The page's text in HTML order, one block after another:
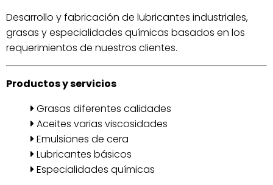
Desarrollo y fabricación de lubricantes industriales,
grasas y especialidades químicas basados en los
requerimientos de nuestros clientes.
Productos y servicios
Grasas diferentes calidades
Aceites varias viscosidades
Emulsiones de cera
Lubricantes básicos
Especialidades químicas